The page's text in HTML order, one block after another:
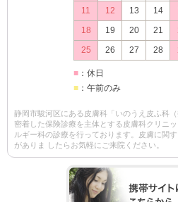
11
12 13 14
18
19 20 21
25
26 27 28
■ ：休日
■ ：午前のみ
静岡市駿河区にある皮膚科「いのうえ皮ふ科
密着した保険診療を主体とする皮膚科クリニ
ルギー科の診療を行っております。皮膚に関
がありま したらお気軽にご来院ください。